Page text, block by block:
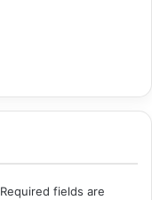
Required fields are